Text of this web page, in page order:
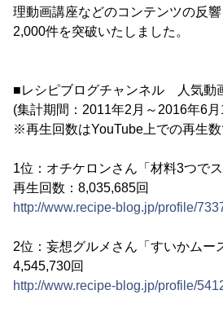
理動画講座などのコンテンツの反
2,000件を突破いたしました。
■レシピブログチャンネル 人気動
(集計期間：2011年2月～2016年6
※再生回数はYouTube上での再生数
1位：オチケロンさん「材料3つで
再生回数：8,035,685回
http://www.recipe-blog.jp/profile/
2位：妄想グルメさん「すいかムー
4,545,730回
http://www.recipe-blog.jp/profile/